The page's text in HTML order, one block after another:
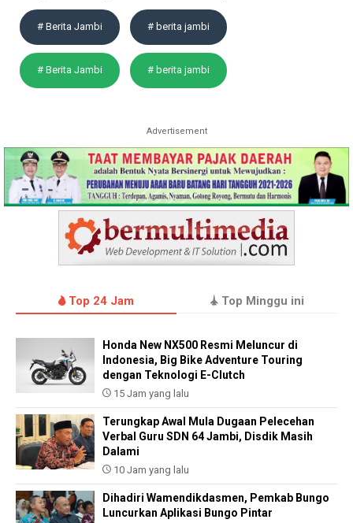
# Berita Jambi # berita jambi
# Berita Jambi # berita jambi
Advertisement
Top 24 Jam Top Minggu ini
Honda New NX500 Resmi Meluncur di
Indonesia, Big Bike Adventure Touring
dengan Teknologi E-Clutch
15 Jam yang lalu
Terungkap Awal Mula Dugaan Pelecehan
Verbal Guru SDN 64 Jambi, Disdik Masih
Dalami
10 Jam yang lalu
Dihadiri Wamendikdasmen, Pemkab Bungo
Luncurkan Aplikasi Bungo Pintar